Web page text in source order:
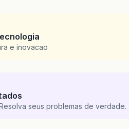
e inovacao
seus problemas de verdade.